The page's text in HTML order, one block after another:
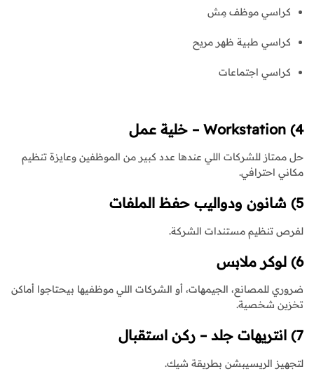
كراسي موظف مِش
كراسي طبية ظهر مريح
كراسي اجتماعات
4) Workstation – خلية عمل
حل ممتاز للشركات اللي عندها عدد كبير من الموظفين وعايزة تنظيم
مكاني احترافي.
5) شانون ودواليب حفظ الملفات
لفرص تنظيم مستندات الشركة.
6) لوكر ملابس
ضروري للمصانع، الجيمهات، أو الشركات اللي موظفيها بيحتاجوا أماكن
تخزين شخصية.
7) انتريهات جلد – ركن استقبال
لتجهيز الريسيبشن بطريقة شيك.